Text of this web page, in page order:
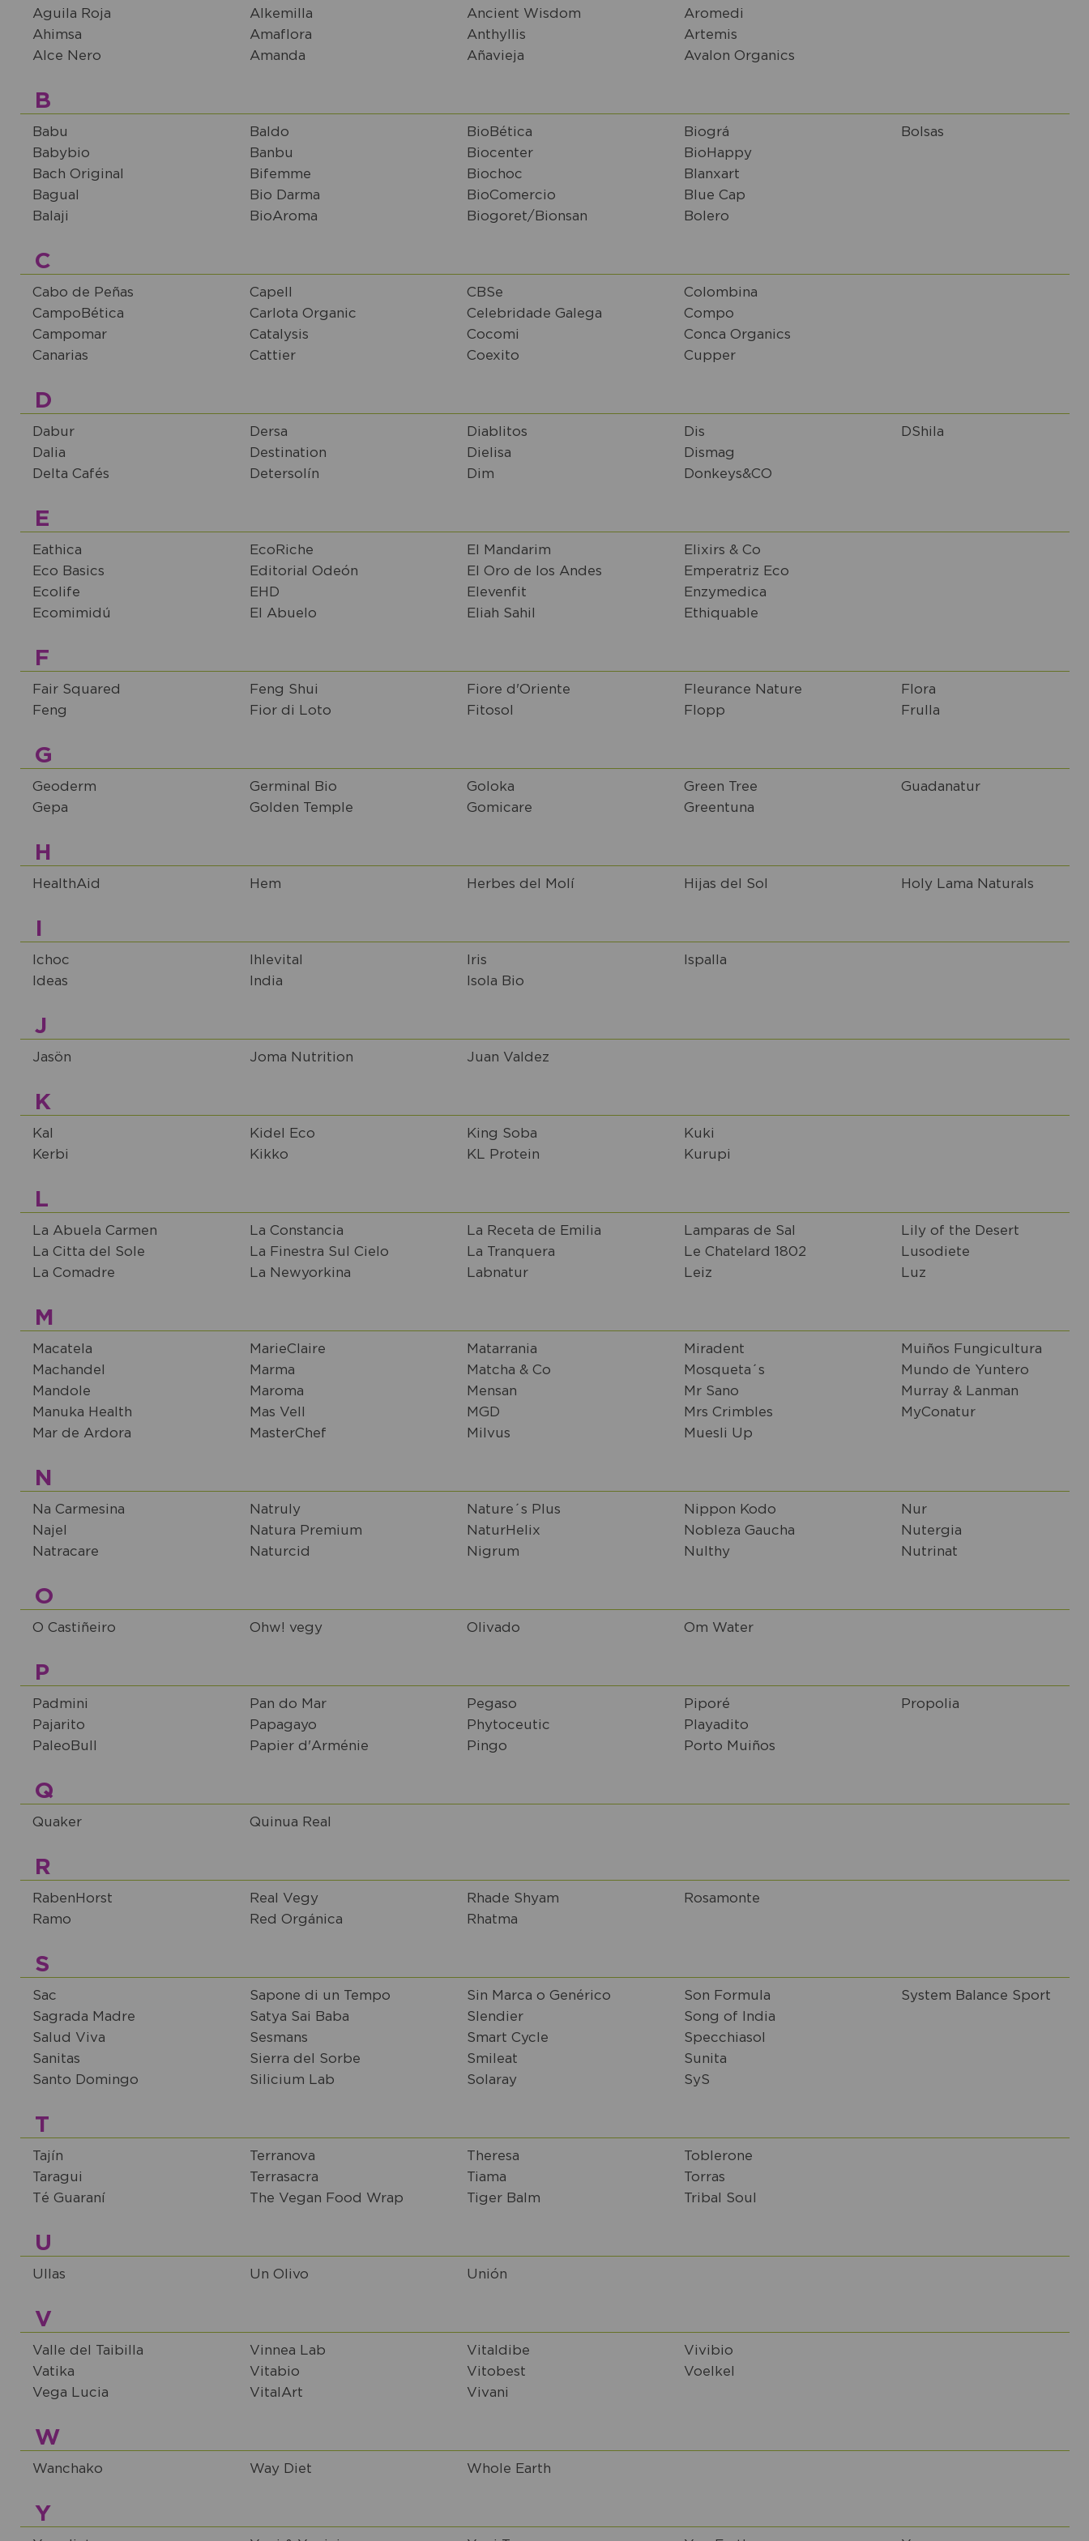
Aguila Roja
Ahimsa
Alce Nero
Alkemilla
Amaflora
Amanda
Ancient Wisdom
Anthyllis
Añavieja
Aromedi
Artemis
Avalon Organics
B
Babu
Babybio
Bach Original
Bagual
Balaji
Baldo
Banbu
Bifemme
Bio Darma
BioAroma
BioBética
Biocenter
Biochoc
BioComercio
Biogoret/Bionsan
Biográ
BioHappy
Blanxart
Blue Cap
Bolero
Bolsas
C
Cabo de Peñas
CampoBética
Campomar
Canarias
Capell
Carlota Organic
Catalysis
Cattier
CBSe
Celebridade Galega
Cocomi
Coexito
Colombina
Compo
Conca Organics
Cupper
D
Dabur
Dalia
Delta Cafés
Dersa
Destination
Detersolín
Diablitos
Dielisa
Dim
Dis
Dismag
Donkeys&CO
DShila
E
Eathica
Eco Basics
Ecolife
Ecomimidú
EcoRiche
Editorial Odeón
EHD
El Abuelo
El Mandarim
El Oro de los Andes
Elevenfit
Eliah Sahil
Elixirs & Co
Emperatriz Eco
Enzymedica
Ethiquable
F
Fair Squared
Feng
Feng Shui
Fior di Loto
Fiore d'Oriente
Fitosol
Fleurance Nature
Flopp
Flora
Frulla
G
Geoderm
Gepa
Germinal Bio
Golden Temple
Goloka
Gomicare
Green Tree
Greentuna
Guadanatur
H
HealthAid Hem Herbes del Molí Hijas del Sol Holy Lama Naturals
I
Ichoc
Ideas
Ihlevital
India
Iris
Isola Bio
Ispalla
J
Jasön Joma Nutrition Juan Valdez
K
Kal
Kerbi
Kidel Eco
Kikko
King Soba
KL Protein
Kuki
Kurupi
L
La Abuela Carmen
La Citta del Sole
La Comadre
La Constancia
La Finestra Sul Cielo
La Newyorkina
La Receta de Emilia
La Tranquera
Labnatur
Lamparas de Sal
Le Chatelard 1802
Leiz
Lily of the Desert
Lusodiete
Luz
M
Macatela
Machandel
Mandole
Manuka Health
Mar de Ardora
MarieClaire
Marma
Maroma
Mas Vell
MasterChef
Matarrania
Matcha & Co
Mensan
MGD
Milvus
Miradent
Mosqueta´s
Mr Sano
Mrs Crimbles
Muesli Up
Muiños Fungicultura
Mundo de Yuntero
Murray & Lanman
MyConatur
N
Na Carmesina
Najel
Natracare
Natruly
Natura Premium
Naturcid
Nature´s Plus
NaturHelix
Nigrum
Nippon Kodo
Nobleza Gaucha
Nulthy
Nur
Nutergia
Nutrinat
O
O Castiñeiro Ohw! vegy Olivado Om Water
P
Padmini
Pajarito
PaleoBull
Pan do Mar
Papagayo
Papier d'Arménie
Pegaso
Phytoceutic
Pingo
Piporé
Playadito
Porto Muiños
Propolia
Q
Quaker Quinua Real
R
RabenHorst
Ramo
Real Vegy
Red Orgánica
Rhade Shyam
Rhatma
Rosamonte
S
Sac
Sagrada Madre
Salud Viva
Sanitas
Santo Domingo
Sapone di un Tempo
Satya Sai Baba
Sesmans
Sierra del Sorbe
Silicium Lab
Sin Marca o Genérico
Slendier
Smart Cycle
Smileat
Solaray
Son Formula
Song of India
Specchiasol
Sunita
SyS
System Balance Sport
T
Tajín
Taragui
Té Guaraní
Terranova
Terrasacra
The Vegan Food Wrap
Theresa
Tiama
Tiger Balm
Toblerone
Torras
Tribal Soul
U
Ullas Un Olivo Unión
V
Valle del Taibilla
Vatika
Vega Lucia
Vinnea Lab
Vitabio
VitalArt
Vitaldibe
Vitobest
Vivani
Vivibio
Voelkel
W
Wanchako Way Diet Whole Earth
Y